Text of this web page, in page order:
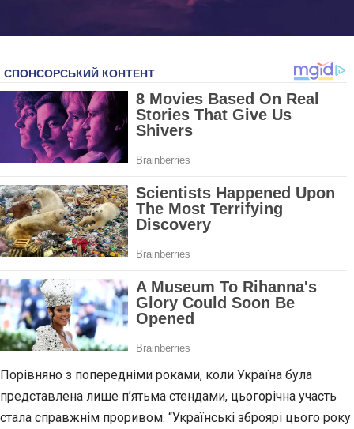
Порівняно з попередніми роками, коли Україна була
представлена лише п’ятьма стендами, цьогорічна участь
стала справжнім проривом. “Українські зброярі цього року